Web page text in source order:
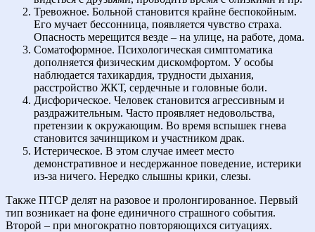
Тревожное. Больной становится крайне беспокойным.
Его мучает бессонница, появляется чувство страха.
Опасность мерещится везде – на улице, на работе, дома.
Соматоформное. Психологическая симптоматика
дополняется физическим дискомфортом. У особы
наблюдается тахикардия, трудности дыхания,
расстройство ЖКТ, сердечные и головные боли.
Дисфорическое. Человек становится агрессивным и
раздражительным. Часто проявляет недовольства,
претензии к окружающим. Во время вспышек гнева
становится зачинщиком и участником драк.
Истерическое. В этом случае имеет место
демонстративное и несдержанное поведение, истерики
из-за ничего. Нередко слышны крики, слезы.
Также ПТСР делят на разовое и пролонгированное. Первый
тип возникает на фоне единичного страшного события.
Второй – при многократно повторяющихся ситуациях.